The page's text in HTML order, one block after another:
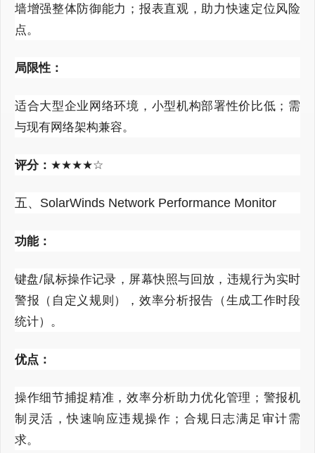
墙增强整体防御能力；报表直观，助力快速定位风险
点。
局限性：
适合大型企业网络环境，小型机构部署性价比低；需
与现有网络架构兼容。
评分： ★★★★☆
五、SolarWinds Network Performance Monitor
功能：
键盘/鼠标操作记录，屏幕快照与回放，违规行为实时
警报（自定义规则），效率分析报告（生成工作时段
统计）。
优点：
操作细节捕捉精准，效率分析助力优化管理；警报机
制灵活，快速响应违规操作；合规日志满足审计需
求。